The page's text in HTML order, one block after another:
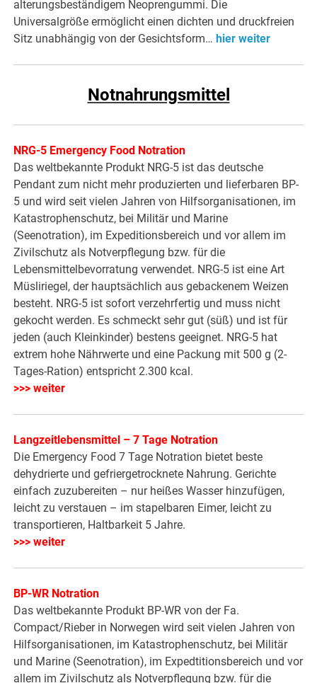
alterungsbeständigem Neoprengummi. Die
Universalgröße ermöglicht einen dichten und druckfreien
Sitz unabhängig von der Gesichtsform…hier weiter
Notnahrungsmittel
NRG-5 Emergency Food Notration
Das weltbekannte Produkt NRG-5 ist das deutsche
Pendant zum nicht mehr produzierten und lieferbaren BP-
5 und wird seit vielen Jahren von Hilfsorganisationen, im
Katastrophenschutz, bei Militär und Marine
(Seenotration), im Expeditionsbereich und vor allem im
Zivilschutz als Notverpflegung bzw. für die
Lebensmittelbevorratung verwendet. NRG-5 ist eine Art
Müsliriegel, der hauptsächlich aus gebackenem Weizen
besteht. NRG-5 ist sofort verzehrfertig und muss nicht
gekocht werden. Es schmeckt sehr gut (süß) und ist für
jeden (auch Kleinkinder) bestens geeignet. NRG-5 hat
extrem hohe Nährwerte und eine Packung mit 500 g (2-
Tages-Ration) entspricht 2.300 kcal.
>>> weiter
Langzeitlebensmittel – 7 Tage Notration
Die Emergency Food 7 Tage Notration bietet beste
dehydrierte und gefriergetrocknete Nahrung. Gerichte
einfach zuzubereiten – nur heißes Wasser hinzufügen,
leicht zu verstauen – im stapelbaren Eimer, leicht zu
transportieren, Haltbarkeit 5 Jahre.
>>> weiter
BP-WR Notration
Das weltbekannte Produkt BP-WR von der Fa.
Compact/Rieber in Norwegen wird seit vielen Jahren von
Hilfsorganisationen, im Katastrophenschutz, bei Militär
und Marine (Seenotration), im Expedtitionsbereich und vor
allem im Zivilschutz als Notverpflegung bzw. für die